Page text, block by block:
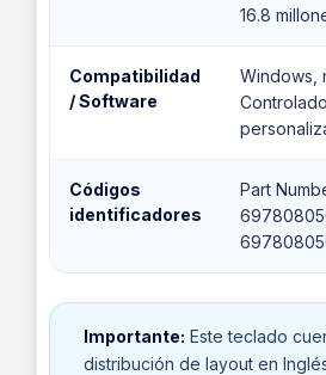
16.8
Compatibilidad
/ Software
Windows,
Códigos
identificadores
Part
Importante: Este teclado
distribución de layout en